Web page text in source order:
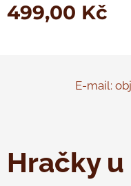
499,00 Kč
E-mail:
Hračky